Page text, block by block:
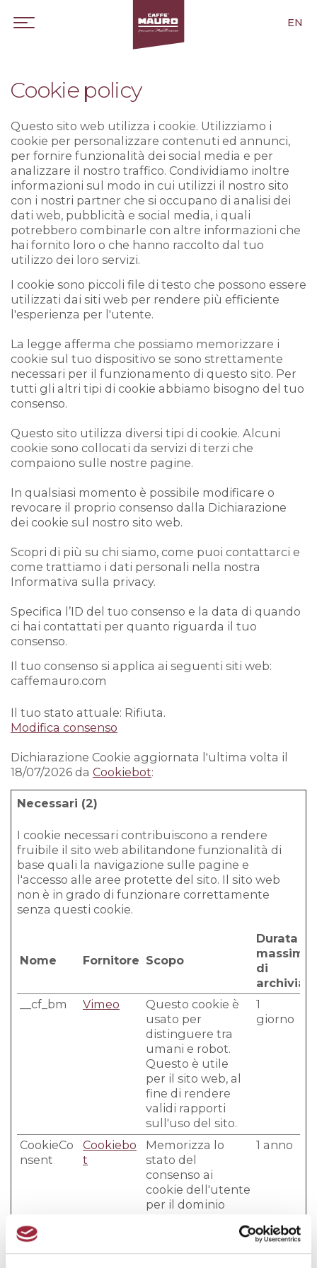
EN
Cookie policy
Questo sito web utilizza i cookie. Utilizziamo i
cookie per personalizzare contenuti ed annunci,
per fornire funzionalità dei social media e per
analizzare il nostro traffico. Condividiamo inoltre
informazioni sul modo in cui utilizzi il nostro sito
con i nostri partner che si occupano di analisi dei
dati web, pubblicità e social media, i quali
potrebbero combinarle con altre informazioni che
hai fornito loro o che hanno raccolto dal tuo
utilizzo dei loro servizi.
I cookie sono piccoli file di testo che possono essere
utilizzati dai siti web per rendere più efficiente
l'esperienza per l'utente.
La legge afferma che possiamo memorizzare i
cookie sul tuo dispositivo se sono strettamente
necessari per il funzionamento di questo sito. Per
tutti gli altri tipi di cookie abbiamo bisogno del tuo
consenso.
Questo sito utilizza diversi tipi di cookie. Alcuni
cookie sono collocati da servizi di terzi che
compaiono sulle nostre pagine.
In qualsiasi momento è possibile modificare o
revocare il proprio consenso dalla Dichiarazione
dei cookie sul nostro sito web.
Scopri di più su chi siamo, come puoi contattarci e
come trattiamo i dati personali nella nostra
Informativa sulla privacy.
Specifica l’ID del tuo consenso e la data di quando
ci hai contattati per quanto riguarda il tuo
consenso.
Il tuo consenso si applica ai seguenti siti web:
caffemauro.com
Il tuo stato attuale: Rifiuta.
Modifica consenso
Dichiarazione Cookie aggiornata l'ultima volta il
18/07/2026 da Cookiebot:
Necessari (2)
I cookie necessari contribuiscono a rendere
fruibile il sito web abilitandone funzionalità di
base quali la navigazione sulle pagine e
l'accesso alle aree protette del sito. Il sito web
non è in grado di funzionare correttamente
senza questi cookie.
Nome Fornitore Scopo
Durata
massima
di
__cf_bm
Vimeo
Questo cookie è
usato per
distinguere tra
umani e robot.
Questo è utile
per il sito web, al
fine di rendere
validi rapporti
sull'uso del sito.
1
giorno
CookieCo
nsent
Cookiebo
t
Memorizza lo
stato del
consenso ai
cookie dell'utente
per il dominio
1 anno